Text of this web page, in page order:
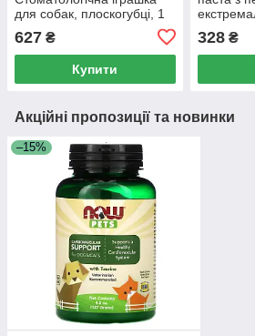
для собак, плоскогубці, 1
627 ₴
Купити
Hammer,
328₴
Акційні пропозиції та новинки
–15%